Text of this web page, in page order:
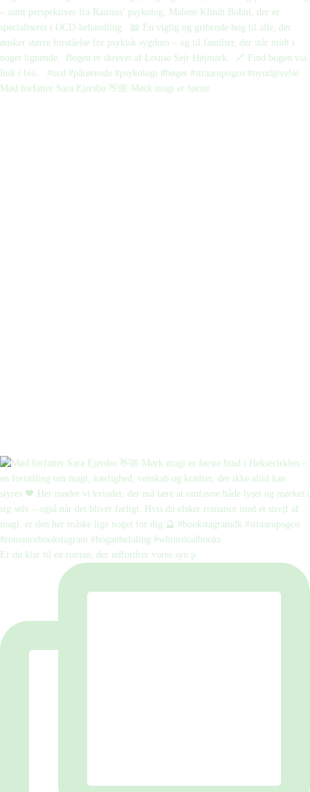
Mød forfatter Sara Ejersbo 👋🏼 Mørk magi er første
Er du klar til en roman, der udfordrer vores syn p